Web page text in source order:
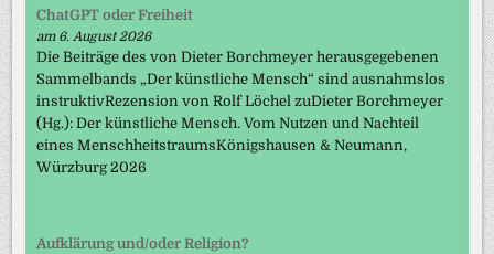
ChatGPT oder Freiheit
am 6. August 2026
Die Beiträge des von Dieter Borchmeyer herausgegebenen
Sammelbands „Der künstliche Mensch“ sind ausnahmslos
instruktivRezension von Rolf Löchel zuDieter Borchmeyer
(Hg.): Der künstliche Mensch. Vom Nutzen und Nachteil
eines MenschheitstraumsKönigshausen & Neumann,
Würzburg 2026
Aufklärung und/oder Religion?